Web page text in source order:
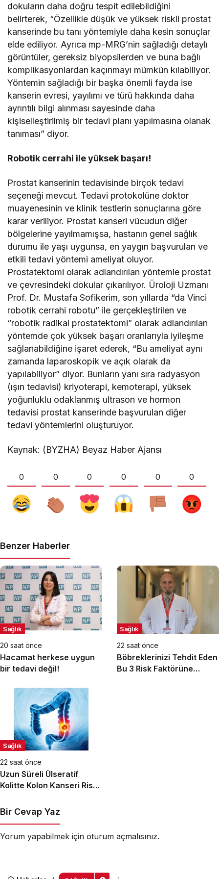
dokuların daha doğru tespit edilebildiğini
belirterek, “Özellikle düşük ve yüksek riskli prostat
kanserinde bu tanı yöntemiyle daha kesin sonuçlar
elde ediliyor. Ayrıca mp-MRG’nin sağladığı detaylı
görüntüler, gereksiz biyopsilerden ve buna bağlı
komplikasyonlardan kaçınmayı mümkün kılabiliyor.
Yöntemin sağladığı bir başka önemli fayda ise
kanserin evresi, yayılımı ve türü hakkında daha
ayrıntılı bilgi alınması sayesinde daha
kişiselleştirilmiş bir tedavi planı yapılmasına olanak
tanıması” diyor.
Robotik cerrahi ile yüksek başarı!
Prostat kanserinin tedavisinde birçok tedavi
seçeneği mevcut. Tedavi protokolüne doktor
muayenesinin ve klinik testlerin sonuçlarına göre
karar veriliyor. Prostat kanseri vücudun diğer
bölgelerine yayılmamışsa, hastanın genel sağlık
durumu ile yaşı uygunsa, en yaygın başvurulan ve
etkili tedavi yöntemi ameliyat oluyor.
Prostatektomi olarak adlandırılan yöntemle prostat
ve çevresindeki dokular çıkarılıyor. Üroloji Uzmanı
Prof. Dr. Mustafa Sofikerim, son yıllarda “da Vinci
robotik cerrahi robotu” ile gerçekleştirilen ve
“robotik radikal prostatektomi” olarak adlandırılan
yöntemde çok yüksek başarı oranlarıyla iyileşme
sağlanabildiğine işaret ederek, “Bu ameliyat aynı
zamanda laparoskopik ve açık olarak da
yapılabiliyor” diyor. Bunların yanı sıra radyasyon
(ışın tedavisi) kriyoterapi, kemoterapi, yüksek
yoğunluklu odaklanmış ultrason ve hormon
tedavisi prostat kanserinde başvurulan diğer
tedavi yöntemlerini oluşturuyor.
Kaynak: (BYZHA) Beyaz Haber Ajansı
0 0 0 0 0 0
Benzer Haberler
Sağlık
20 saat önce
Hacamat herkese uygun
bir tedavi değil!
Sağlık
22 saat önce
Böbreklerinizi Tehdit Eden
Bu 3 Risk Faktörüne
Sağlık
22 saat önce
Uzun Süreli Ülseratif
Kolitte Kolon Kanseri Riski
Bir Cevap Yaz
Yorum yapabilmek için oturum açmalısınız.